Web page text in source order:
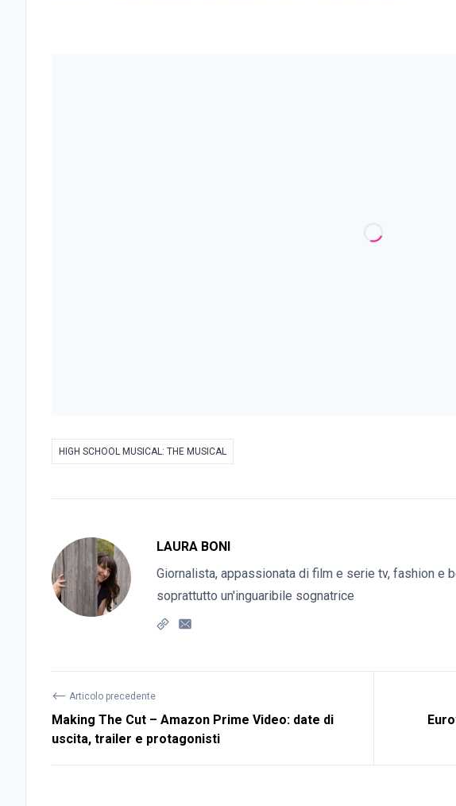
HIGH SCHOOL MUSICAL: THE MUSICAL
LAURA BONI
Giornalista, appassionata di film e serie tv, fashion e
soprattutto un'inguaribile sognatrice
⟵ Articolo precedente
Making The Cut – Amazon Prime Video: date di
uscita, trailer e protagonisti